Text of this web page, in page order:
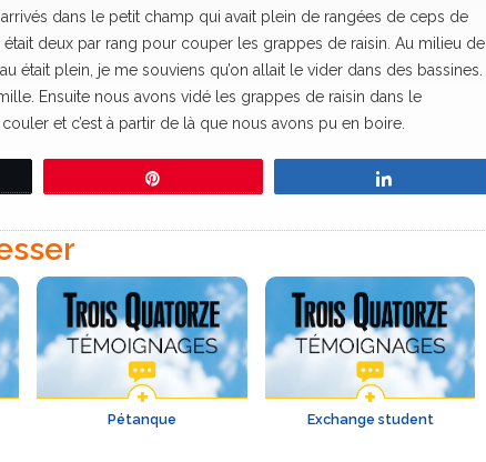
dans le petit champ qui avait plein de rangées de ceps de
deux par rang pour couper les grappes de raisin. Au milieu de
était plein, je me souviens qu’on allait le vider dans des bassines.
Ensuite nous avons vidé les grappes de raisin dans le
et c’est à partir de là que nous avons pu en boire.
Pétanque Exchange student